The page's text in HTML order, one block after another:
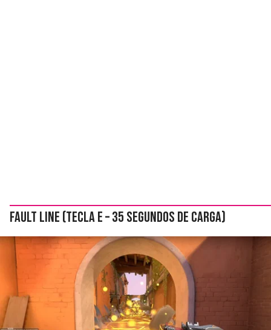
Fault Line (tecla E – 35 segundos de carga)